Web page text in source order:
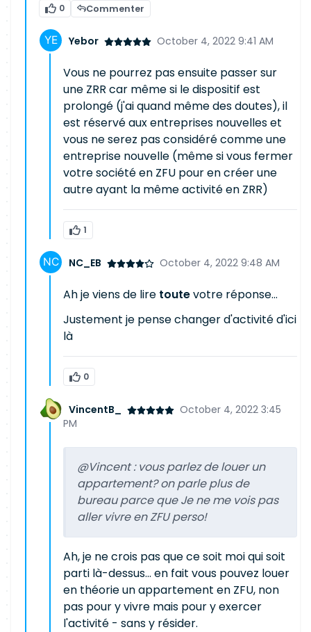
0 Commenter
Yebor October 4, 2022 9:41 AM
Vous ne pourrez pas ensuite passer sur
une ZRR car même si le dispositif est
prolongé (j'ai quand même des doutes), il
est réservé aux entreprises nouvelles et
vous ne serez pas considéré comme une
entreprise nouvelle (même si vous fermer
votre société en ZFU pour en créer une
autre ayant la même activité en ZRR)
1
NC_EB October 4, 2022 9:48 AM
Ah je viens de lire toutevotre réponse...
Justement je pense changer d'activité d'ici
là
0
VincentB_
October 4, 2022 3:45
PM
@Vincent : vous parlez de louer un
appartement? on parle plus de
bureau parce que Je ne me vois pas
aller vivre en ZFU perso!
Ah, je ne crois pas que ce soit moi qui soit
parti là-dessus... en fait vous pouvez louer
en théorie un appartement en ZFU, non
pas pour y vivre mais pour y exercer
l'activité - sans y résider.